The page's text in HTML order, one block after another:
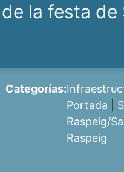
la festa de
Categorías:
Portada
Raspeig/
Raspeig